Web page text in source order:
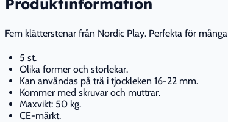
Fem klätterstenar från Nordic Play. Perfekta för
5 st.
Olika former och storlekar.
Kan användas på trä i tjockleken 16-22 mm.
Kommer med skruvar och muttrar.
Maxvikt: 50 kg.
CE-märkt.